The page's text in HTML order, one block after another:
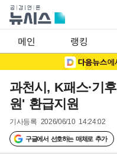
메인 랭킹
과천시, K패스·기
원' 환급지원
기사등록 2026/06/10 14:24:02
구글에서 선호하는 매체로 추가